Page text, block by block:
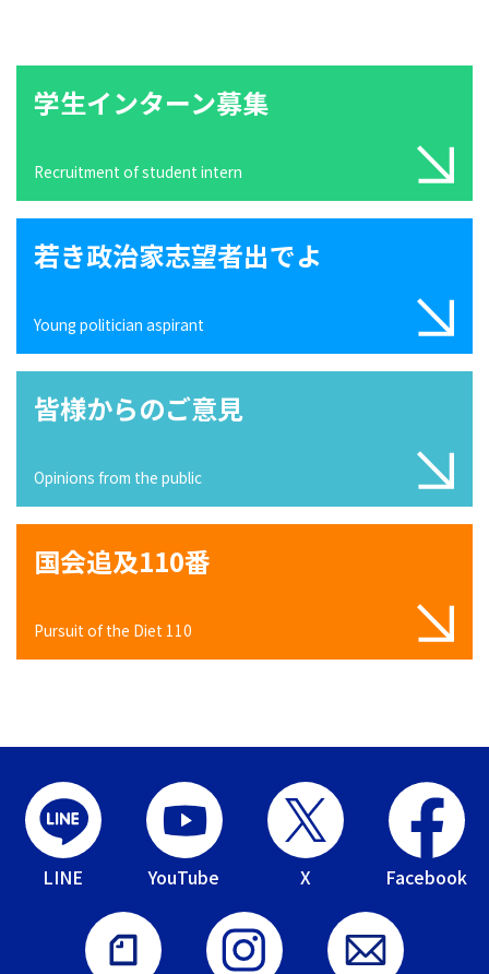
学生インターン募集
Recruitment of student intern
若き政治家志望者出でよ
Young politician aspirant
皆様からのご意見
Opinions from the public
国会追及110番
Pursuit of the Diet 110
LINE YouTube X Facebook